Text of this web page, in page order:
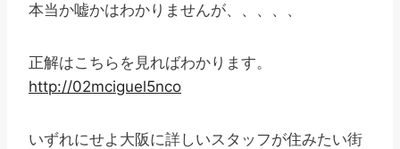
本当か嘘かはわかりませんが、、、、、
正解はこちらを見ればわかります。
http://02mciguel5nco
いずれにせよ大阪に詳しいスタッフが住みたい街